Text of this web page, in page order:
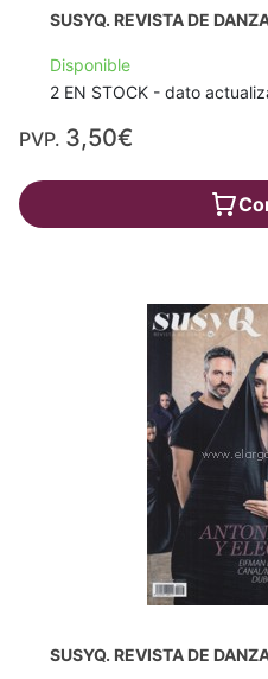
SUSYQ. REVISTA DE
Disponible
2 EN STOCK - dato
PVP. 3,50€
SUSYQ. REVISTA DE